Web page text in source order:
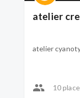
atelier
atelier
10